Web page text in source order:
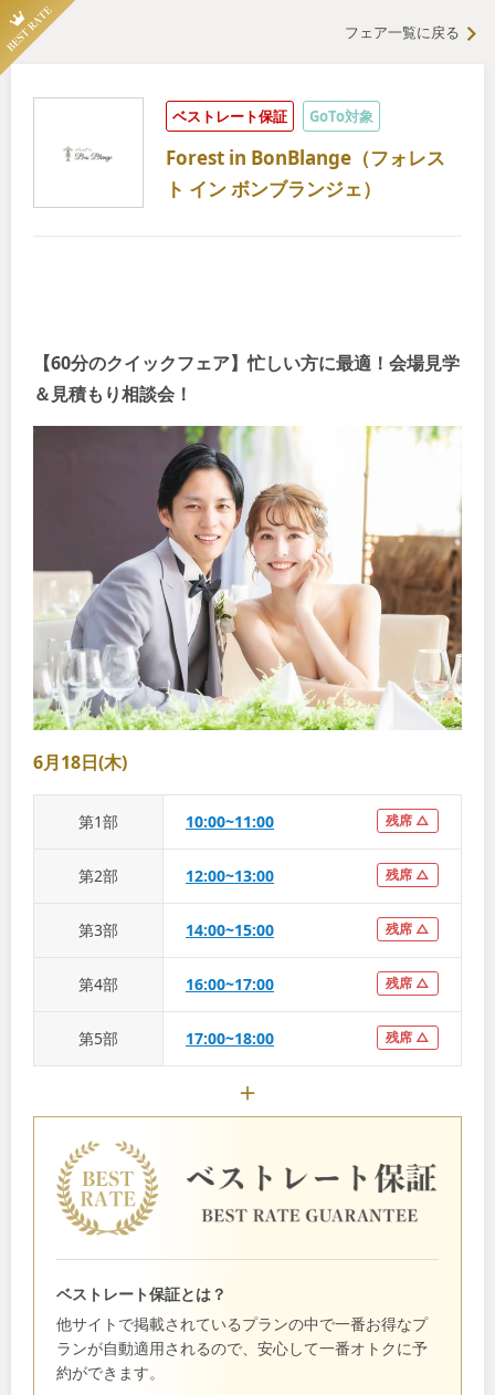
フェア一覧に戻る
ベストレート保証 GoTo対象
Forest in BonBlange（フォレス
ト イン ボンブランジェ）
【60分のクイックフェア】忙しい方に最適！会場見学
＆見積もり相談会！
6月18日(木)
第1部 10:00~11:00 残席 △
第2部 12:00~13:00 残席 △
第3部 14:00~15:00 残席 △
第4部 16:00~17:00 残席 △
第5部 17:00~18:00 残席 △
ベストレート保証とは？
他サイトで掲載されているプランの中で一番お得なプ
ランが自動適用されるので、安心して一番オトクに予
約ができます。